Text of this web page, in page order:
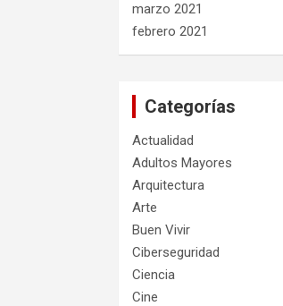
marzo 2021
febrero 2021
Categorías
Actualidad
Adultos Mayores
Arquitectura
Arte
Buen Vivir
Ciberseguridad
Ciencia
Cine